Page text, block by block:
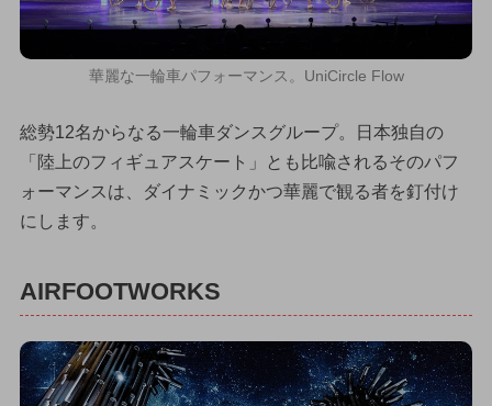
華麗な一輪車パフォーマンス。UniCircle Flow
総勢12名からなる一輪車ダンスグループ。日本独自の
「陸上のフィギュアスケート」とも比喩されるそのパフ
ォーマンスは、ダイナミックかつ華麗で観る者を釘付け
にします。
AIRFOOTWORKS